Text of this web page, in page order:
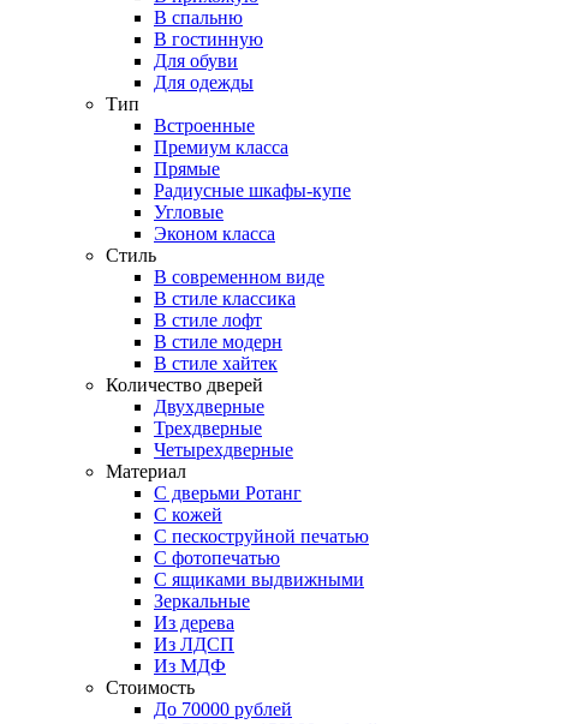
В спальню
В гостинную
Для обуви
Для одежды
Тип
Встроенные
Премиум класса
Прямые
Радиусные шкафы-купе
Угловые
Эконом класса
Стиль
В современном виде
В стиле классика
В стиле лофт
В стиле модерн
В стиле хайтек
Количество дверей
Двухдверные
Трехдверные
Четырехдверные
Материал
C дверьми Ротанг
C кожей
C пескоструйной печатью
C фотопечатью
C ящиками выдвижными
Зеркальные
Из дерева
Из ЛДСП
Из МДФ
Стоимость
До 70000 рублей